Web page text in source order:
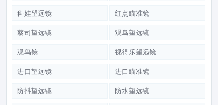
科娃望远镜 红点瞄准镜
蔡司望远镜 观鸟望远镜
观鸟镜 视得乐望远镜
进口望远镜 进口瞄准镜
防抖望远镜 防水望远镜